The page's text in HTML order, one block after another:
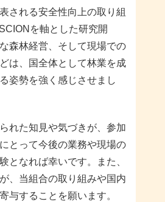
される安全性向上の取り組
を軸とした研究開
森林経営、そして現場での
は、国全体として林業を成
姿勢を強く感じさせまし
れた知見や気づきが、参加
とって今後の業務や現場の
となれば幸いです。また、
、当組合の取り組みや国内
与することを願います。